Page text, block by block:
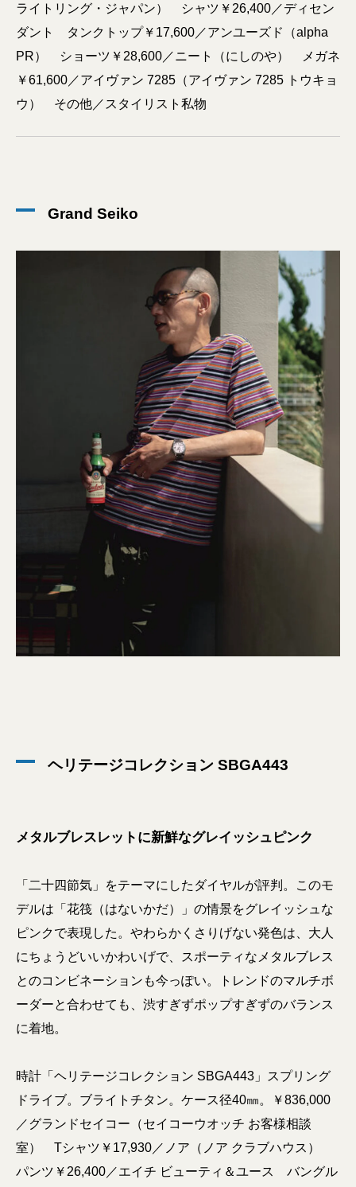
ライトリング・ジャパン） シャツ￥26,400／ディセン
ダント タンクトップ￥17,600／アンユーズド（alpha
PR） ショーツ￥28,600／ニート（にしのや） メガネ
￥61,600／アイヴァン 7285（アイヴァン 7285 トウキョ
ウ） その他／スタイリスト私物
Grand Seiko
ヘリテージコレクション SBGA443
メタルブレスレットに新鮮なグレイッシュピンク
「二十四節気」をテーマにしたダイヤルが評判。このモ
デルは「花筏（はないかだ）」の情景をグレイッシュな
ピンクで表現した。やわらかくさりげない発色は、大人
にちょうどいいかわいげで、スポーティなメタルブレス
とのコンビネーションも今っぽい。トレンドのマルチボ
ーダーと合わせても、渋すぎずポップすぎずのバランス
に着地。
時計「ヘリテージコレクション SBGA443」スプリング
ドライブ。ブライトチタン。ケース径40㎜。￥836,000
／グランドセイコー（セイコーウオッチ お客様相談
室） Tシャツ￥17,930／ノア（ノア クラブハウス）
パンツ￥26,400／エイチ ビューティ＆ユース バングル